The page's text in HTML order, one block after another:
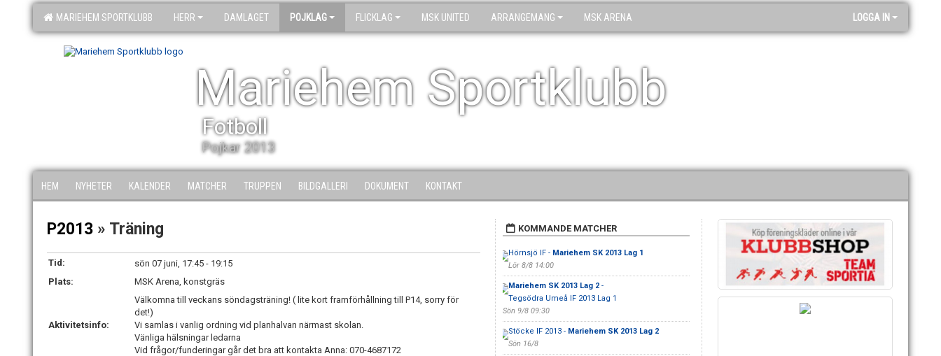
MARIEHEM SPORTKLUBB HERR DAMLAGET POJKLAG FLICKLAG MSK UNITED ARRANGEMANG MSK ARENA LOGGA IN
Mariehem Sportklubb
Fotboll
Pojkar 2013
HEM NYHETER KALENDER MATCHER TRUPPEN BILDGALLERI DOKUMENT KONTAKT
P2013 » Träning
Tid:
sön 07 juni, 17:45 - 19:15
Plats:
MSK Arena, konstgräs
Aktivitetsinfo:
Välkomna till veckans söndagsträning! ( lite kort framförhållning till P14, sorry för
det!)
Vi samlas i vanlig ordning vid planhalvan närmast skolan.
Vänliga hälsningar ledarna
Vid frågor/funderingar går det bra att kontakta Anna: 070-4687172
KOMMANDE MATCHER
Hörnsjö IF - Mariehem SK 2013 Lag 1
Lör 8/8 14:00
Mariehem SK 2013 Lag 2-
Tegsödra Umeå IF 2013 Lag 1
Sön 9/8 09:30
Stöcke IF 2013 - Mariehem SK 2013 Lag 2
Sön 16/8